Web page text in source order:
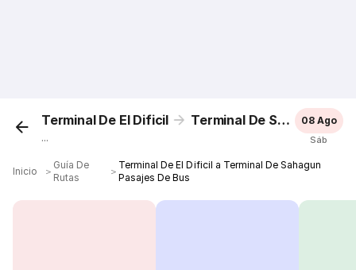
Terminal De El Dificil Terminal De Sahagun
...
08 Ago
Sáb
Inicio ＞
Guía De
Rutas
＞
Terminal De El Dificil a Terminal De Sahagun
Pasajes De Bus